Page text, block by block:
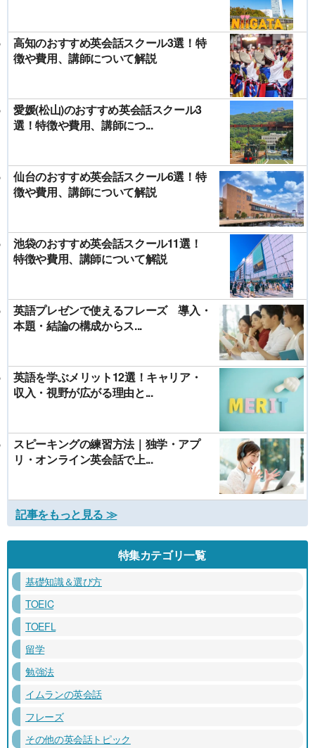
高知のおすすめ英会話スクール3選！特
徴や費用、講師について解説
愛媛(松山)のおすすめ英会話スクール3
選！特徴や費用、講師につ...
仙台のおすすめ英会話スクール6選！特
徴や費用、講師について解説
池袋のおすすめ英会話スクール11選！
特徴や費用、講師について解説
英語プレゼンで使えるフレーズ 導入・
本題・結論の構成からス...
英語を学ぶメリット12選！キャリア・
収入・視野が広がる理由と...
スピーキングの練習方法｜独学・アプ
リ・オンライン英会話で上...
記事をもっと見る ≫
特集カテゴリ一覧
基礎知識＆選び方
TOEIC
TOEFL
留学
勉強法
イムランの英会話
フレーズ
その他の英会話トピック